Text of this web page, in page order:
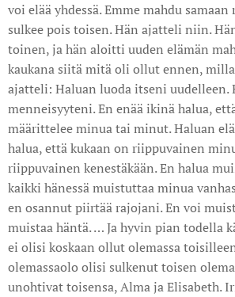
voi elää yhdessä. Emme mahdu
sulkee pois toisen. Hän ajatteli niin.
toinen, ja hän aloitti uuden elämän
kaukana siitä mitä oli ollut ennen,
ajatteli: Haluan luoda itseni uudelleen.
menneisyyteni. En enää ikinä halua,
määrittelee minua tai minut. Haluan
halua, että kukaan on riippuvainen
riippuvainen kenestäkään. En halua
kaikki hänessä muistuttaa minua
en osannut piirtää rajojani. En voi
muistaa häntä. … Ja hyvin pian todella
ei olisi koskaan ollut olemassa
olemassaolo olisi sulkenut toisen
unohtivat toisensa, Alma ja Elisabeth.